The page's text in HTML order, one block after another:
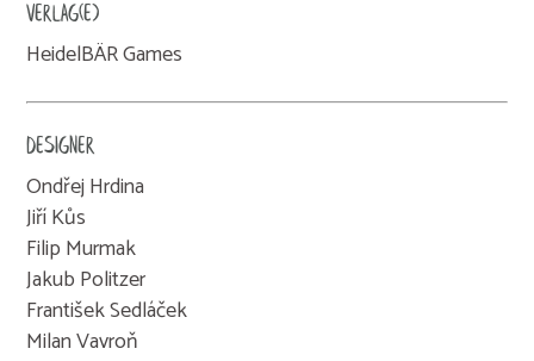
VERLAG(E)
HeidelBÄR Games
DESIGNER
Ondřej Hrdina
Jiří Kůs
Filip Murmak
Jakub Politzer
František Sedláček
Milan Vavroň